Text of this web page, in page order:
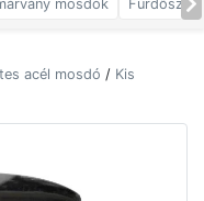
mosdók
acél mosdó / Kis